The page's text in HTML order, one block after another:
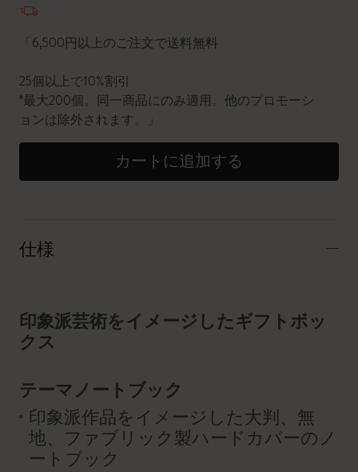
「6,500円以上のご注文で送料無料
25個以上で10%割引
*最大200個。同一商品にのみ適用。他のプロモーシ
ョンは除外されます。」
カートに追加する
仕様
印象派芸術をイメージしたギフトボッ
クス
テーマノートブック
印象派作品をイメージした大判、無
地、ファブリック製ハードカバーのノ
ートブック